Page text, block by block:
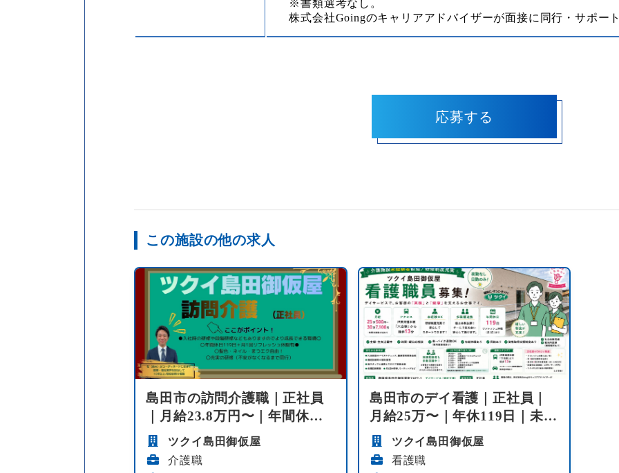
※書類選考なし。
株式会社Goingのキャリアアドバイザーが面接に同行・サポー
この施設の他の求人
島田市の訪問介護職｜正社員
｜月給23.8万円〜｜年間休日
116日｜自...
ツクイ島田御仮屋
介護職
島田市のデイ看護｜正社員｜
月給25万〜｜年休119日｜未経
験歓迎｜...
ツクイ島田御仮屋
看護職